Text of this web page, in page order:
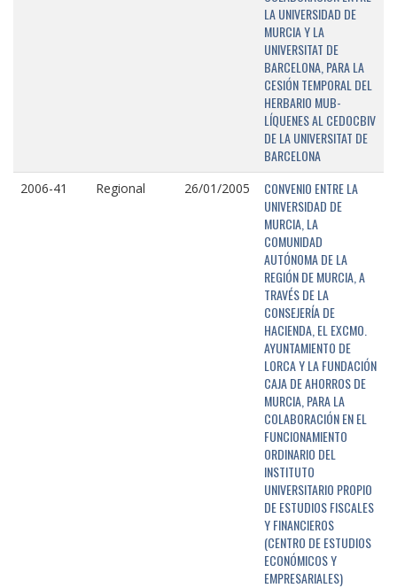
LA UNIVERSIDAD DE
MURCIA Y LA
UNIVERSITAT DE
BARCELONA, PARA LA
CESIÓN TEMPORAL DEL
HERBARIO MUB-
LÍQUENES AL CEDOCBIV
DE LA UNIVERSITAT DE
BARCELONA
2006-41 Regional 26/01/2005
CONVENIO ENTRE LA
UNIVERSIDAD DE
MURCIA, LA
COMUNIDAD
AUTÓNOMA DE LA
REGIÓN DE MURCIA, A
TRAVÉS DE LA
CONSEJERÍA DE
HACIENDA, EL EXCMO.
AYUNTAMIENTO DE
LORCA Y LA FUNDACIÓN
CAJA DE AHORROS DE
MURCIA, PARA LA
COLABORACIÓN EN EL
FUNCIONAMIENTO
ORDINARIO DEL
INSTITUTO
UNIVERSITARIO PROPIO
DE ESTUDIOS FISCALES
Y FINANCIEROS
(CENTRO DE ESTUDIOS
ECONÓMICOS Y
EMPRESARIALES)